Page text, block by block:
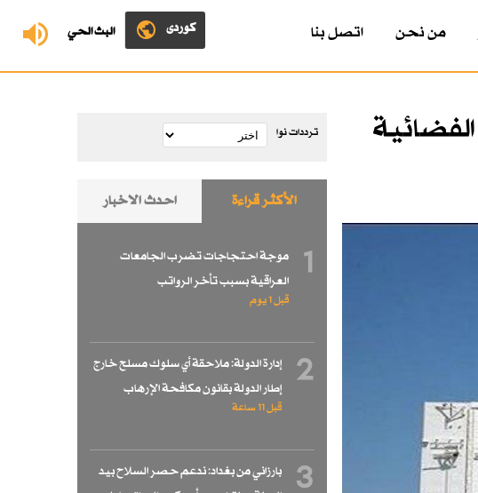
البث الحي کوردی من نحن اتصل بنا
ترددات نوا
الأكثر قراءة احدث الاخبار
1
موجة احتجاجات تضرب الجامعات
العراقية بسبب تأخر الرواتب
قبل 1 یوم
2
إدارة الدولة: ملاحقة أي سلوك مسلح خارج
إطار الدولة بقانون مكافحة الإرهاب
قبل 11 ساعة
3
بارزاني من بغداد: ندعم حصر السلاح بيد